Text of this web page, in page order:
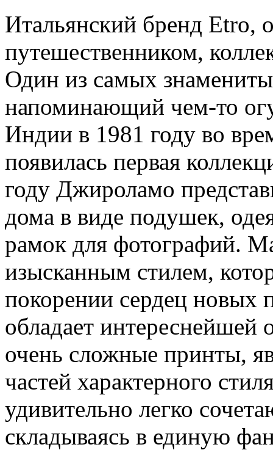
Итальянский бренд Etro,
путешественником,
Один из самых
напоминающий чем-то
Индии в 1981 году во
появилась первая
году Джироламо
дома в виде подушек,
рамок для фотографий.
изысканным стилем,
покорении сердец новых
обладает интереснейшей
очень сложные принты,
частей характерного
удивительно легко
складываясь в единую